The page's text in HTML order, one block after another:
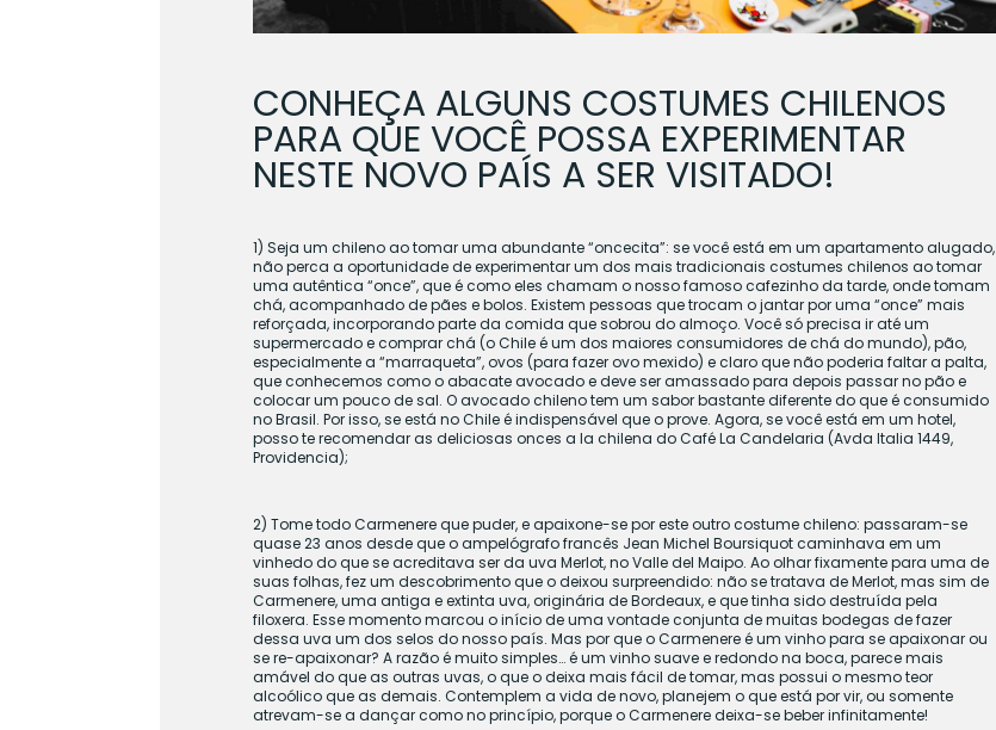
CONHEÇA ALGUNS COSTUMES CHILENOS
PARA QUE VOCÊ POSSA EXPERIMENTAR
NESTE NOVO PAÍS A SER VISITADO!
1) Seja um chileno ao tomar uma abundante “oncecita”: se você está em um apartamento alugado,
não perca a oportunidade de experimentar um dos mais tradicionais costumes chilenos ao tomar
uma autêntica “once”, que é como eles chamam o nosso famoso cafezinho da tarde, onde tomam
chá, acompanhado de pães e bolos. Existem pessoas que trocam o jantar por uma “once” mais
reforçada, incorporando parte da comida que sobrou do almoço. Você só precisa ir até um
supermercado e comprar chá (o Chile é um dos maiores consumidores de chá do mundo), pão,
especialmente a “marraqueta”, ovos (para fazer ovo mexido) e claro que não poderia faltar a palta,
que conhecemos como o abacate avocado e deve ser amassado para depois passar no pão e
colocar um pouco de sal. O avocado chileno tem um sabor bastante diferente do que é consumido
no Brasil. Por isso, se está no Chile é indispensável que o prove. Agora, se você está em um hotel,
posso te recomendar as deliciosas onces a la chilena do Café La Candelaria (Avda Italia 1449,
Providencia);
2) Tome todo Carmenere que puder, e apaixone-se por este outro costume chileno: passaram-se
quase 23 anos desde que o ampelógrafo francês Jean Michel Boursiquot caminhava em um
vinhedo do que se acreditava ser da uva Merlot, no Valle del Maipo. Ao olhar fixamente para uma de
suas folhas, fez um descobrimento que o deixou surpreendido: não se tratava de Merlot, mas sim de
Carmenere, uma antiga e extinta uva, originária de Bordeaux, e que tinha sido destruída pela
filoxera. Esse momento marcou o início de uma vontade conjunta de muitas bodegas de fazer
dessa uva um dos selos do nosso país. Mas por que o Carmenere é um vinho para se apaixonar ou
se re-apaixonar? A razão é muito simples… é um vinho suave e redondo na boca, parece mais
amável do que as outras uvas, o que o deixa mais fácil de tomar, mas possui o mesmo teor
alcoólico que as demais. Contemplem a vida de novo, planejem o que está por vir, ou somente
atrevam-se a dançar como no princípio, porque o Carmenere deixa-se beber infinitamente!